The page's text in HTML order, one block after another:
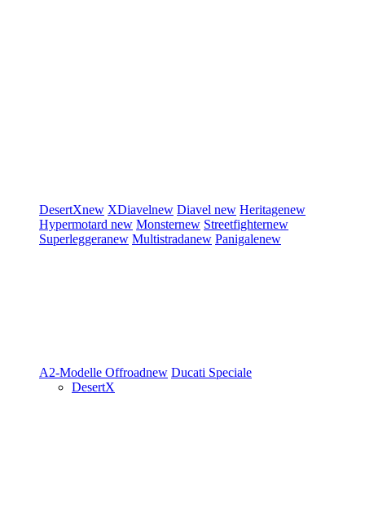
DesertXnew XDiavelnew Diavel new Heritagenew
Hypermotard new Monsternew Streetfighternew
Superleggeranew Multistradanew Panigalenew
A2-Modelle Offroadnew Ducati Speciale
DesertX